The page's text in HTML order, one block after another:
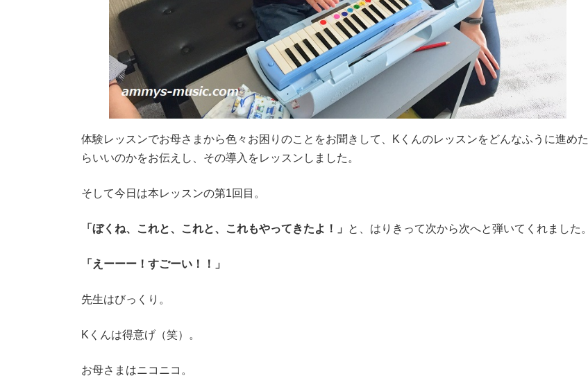
体験レッスンでお母さまから色々お困りのことをお聞きして、Kくんのレッスンをどんなふうに進めた
らいいのかをお伝えし、その導入をレッスンしました。
そして今日は本レッスンの第1回目。
「ぼくね、これと、これと、これもやってきたよ！」 と、はりきって次から次へと弾いてくれました。
「えーーー！すごーい！！」
先生はびっくり。
Kくんは得意げ（笑）。
お母さまはニコニコ。